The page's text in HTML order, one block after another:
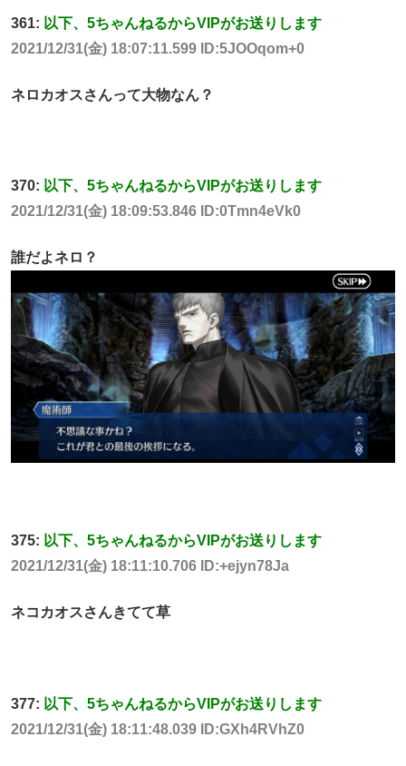
361: 以下、5ちゃんねるからVIPがお送りします
2021/12/31(金) 18:07:11.599 ID:5JOOqom+0
ネロカオスさんって大物なん？
370: 以下、5ちゃんねるからVIPがお送りします
2021/12/31(金) 18:09:53.846 ID:0Tmn4eVk0
誰だよネロ？
375: 以下、5ちゃんねるからVIPがお送りします
2021/12/31(金) 18:11:10.706 ID:+ejyn78Ja
ネコカオスさんきてて草
377: 以下、5ちゃんねるからVIPがお送りします
2021/12/31(金) 18:11:48.039 ID:GXh4RVhZ0